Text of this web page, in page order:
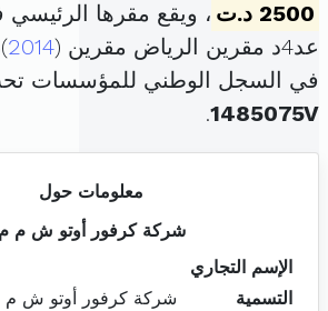
2500 د.ت
، ويقع مقرها الرئيسي
عد4د مقرين الرياض مقرين (
2014
في السجل الوطني للمؤسسات
1485075V
.
معلومات حول
شركة كرفور أوتو ش م م
الإسم التجاري
التسمية
شركة كرفور أوتو ش م